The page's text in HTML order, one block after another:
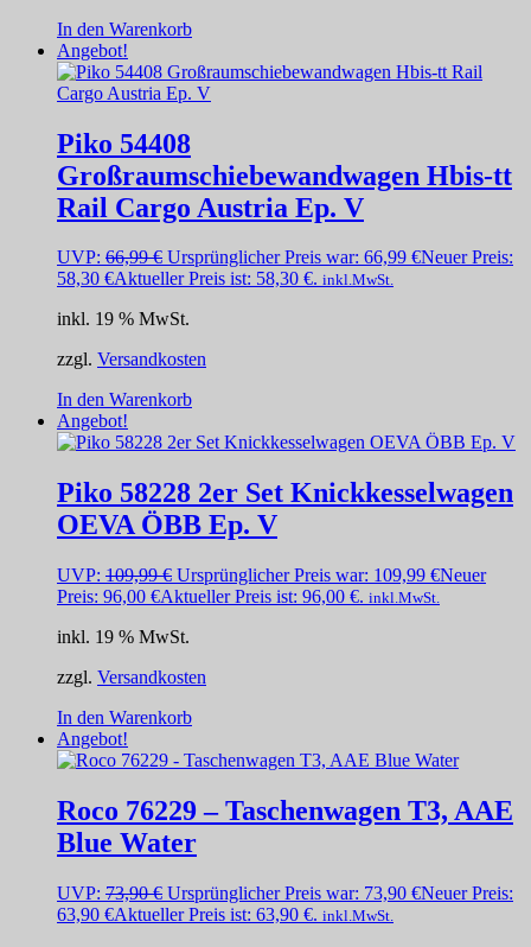
In den Warenkorb
Angebot!
Piko 54408
Großraumschiebewandwagen Hbis-tt
Rail Cargo Austria Ep. V
UVP: 66,99€ Ursprünglicher Preis war: 66,99 €Neuer Preis:
58,30 €Aktueller Preis ist: 58,30 €. inkl.MwSt.
inkl. 19 % MwSt.
zzgl. Versandkosten
In den Warenkorb
Angebot!
Piko 58228 2er Set Knickkesselwagen
OEVA ÖBB Ep. V
UVP: 109,99€ Ursprünglicher Preis war: 109,99 €Neuer
Preis: 96,00 €Aktueller Preis ist: 96,00 €. inkl.MwSt.
inkl. 19 % MwSt.
zzgl. Versandkosten
In den Warenkorb
Angebot!
Roco 76229 – Taschenwagen T3, AAE
Blue Water
UVP: 73,90€ Ursprünglicher Preis war: 73,90 €Neuer Preis:
63,90 €Aktueller Preis ist: 63,90 €. inkl.MwSt.